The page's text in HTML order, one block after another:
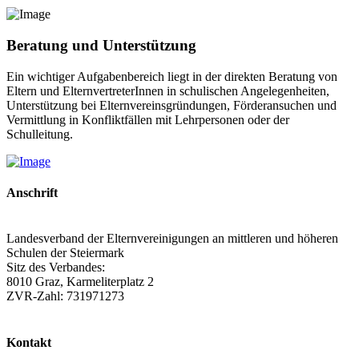
Beratung und Unterstützung
Ein wichtiger Aufgabenbereich liegt in der direkten Beratung von
Eltern und ElternvertreterInnen in schulischen Angelegenheiten,
Unterstützung bei Elternvereinsgründungen, Förderansuchen und
Vermittlung in Konfliktfällen mit Lehrpersonen oder der
Schulleitung.
Anschrift
Landesverband der Elternvereinigungen an mittleren und höheren
Schulen der Steiermark
Sitz des Verbandes:
8010 Graz, Karmeliterplatz 2
ZVR-Zahl: 731971273
Kontakt